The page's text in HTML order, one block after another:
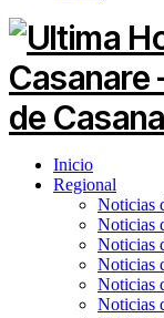
Inicio
Regional
Noticias
Noticias
Noticias
Noticias
Noticias
Noticias